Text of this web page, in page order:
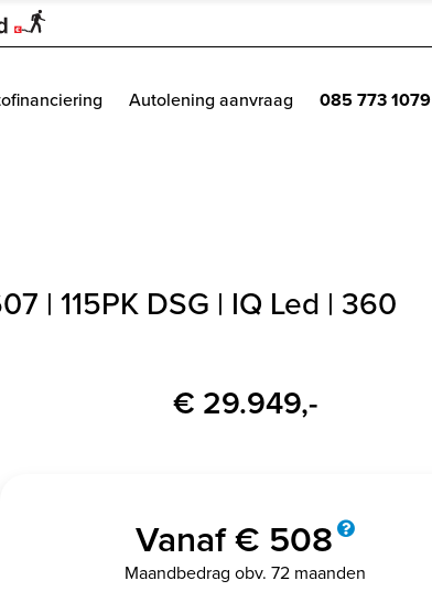
Autolening aanvraag 085 773 1079
| 115PK DSG | IQ Led | 360
€ 29.949,-
Vanaf € 508
Maandbedrag obv. 72 maanden